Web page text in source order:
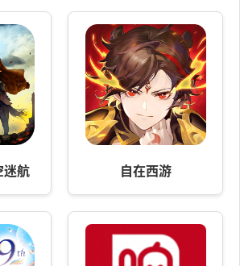
迷航 自在西游